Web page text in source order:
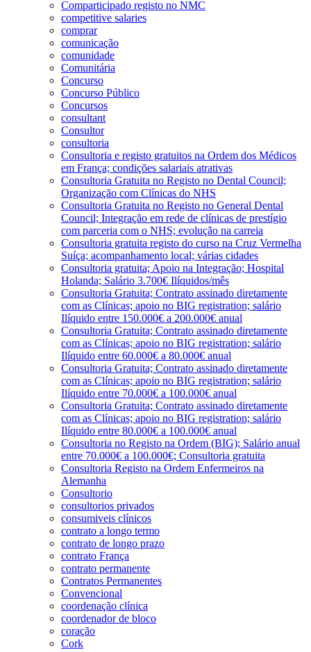
Comparticipado registo no NMC
competitive salaries
comprar
comunicação
comunidade
Comunitária
Concurso
Concurso Público
Concursos
consultant
Consultor
consultoria
Consultoria e registo gratuitos na Ordem dos Médicos
em França; condições salariais atrativas
Consultoria Gratuita no Registo no Dental Council;
Organização com Clínicas do NHS
Consultoria Gratuita no Registo no General Dental
Council; Integração em rede de clínicas de prestígio
com parceria com o NHS; evolução na carreia
Consultoria gratuita registo do curso na Cruz Vermelha
Suíça; acompanhamento local; várias cidades
Consultoria gratuita; Apoio na Integração; Hospital
Holanda; Salário 3.700€ Ilíquidos/mês
Consultoria Gratuita; Contrato assinado diretamente
com as Clínicas; apoio no BIG registration; salário
Ilíquido entre 150.000€ a 200.000€ anual
Consultoria Gratuita; Contrato assinado diretamente
com as Clínicas; apoio no BIG registration; salário
Ilíquido entre 60.000€ a 80.000€ anual
Consultoria Gratuita; Contrato assinado diretamente
com as Clínicas; apoio no BIG registration; salário
Ilíquido entre 70.000€ a 100.000€ anual
Consultoria Gratuita; Contrato assinado diretamente
com as Clínicas; apoio no BIG registration; salário
Ilíquido entre 80.000€ a 100.000€ anual
Consultoria no Registo na Ordem (BIG); Salário anual
entre 70.000€ a 100.000€; Consultoria gratuita
Consultoria Registo na Ordem Enfermeiros na
Alemanha
Consultorio
consultorios privados
consumiveis clínicos
contrato a longo termo
contrato de longo prazo
contrato França
contrato permanente
Contratos Permanentes
Convencional
coordenação clínica
coordenador de bloco
coração
Cork